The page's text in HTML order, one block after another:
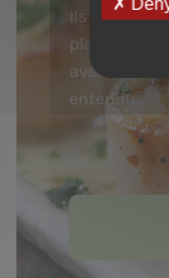
Ils
plats
avec le
entendu.